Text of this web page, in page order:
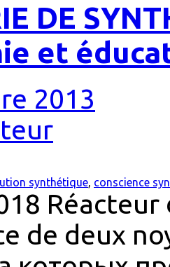
DE
et
2013
synthétique, conscience
de deux